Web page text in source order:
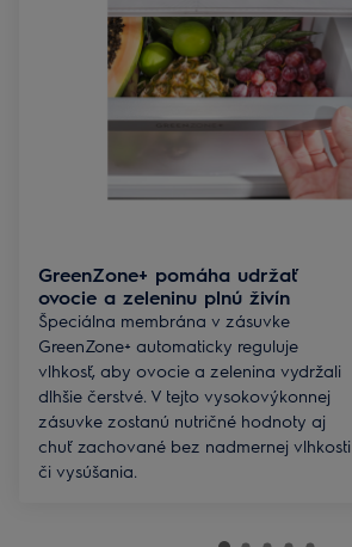
GreenZone+ pomáha udržať
ovocie a zeleninu plnú živín
Špeciálna membrána v zásuvke
GreenZone+ automaticky reguluje
vlhkosť, aby ovocie a zelenina vydržali
dlhšie čerstvé. V tejto vysokovýkonnej
zásuvke zostanú nutričné hodnoty aj
chuť zachované bez nadmernej vlhkosti
či vysúšania.